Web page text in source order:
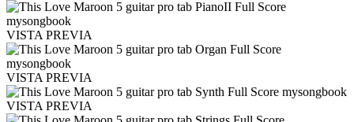
VISTA PREVIA
VISTA PREVIA
VISTA PREVIA